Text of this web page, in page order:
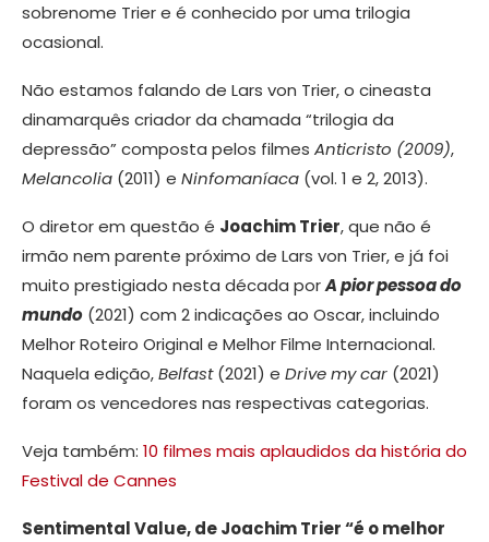
sobrenome Trier e é conhecido por uma trilogia
ocasional.
Não estamos falando de Lars von Trier, o cineasta
dinamarquês criador da chamada “trilogia da
depressão” composta pelos filmes Anticristo (2009),
Melancolia (2011) e Ninfomaníaca (vol. 1 e 2, 2013).
O diretor em questão é Joachim Trier, que não é
irmão nem parente próximo de Lars von Trier, e já foi
muito prestigiado nesta década porA pior pessoa do
mundo (2021) com 2 indicações ao Oscar, incluindo
Melhor Roteiro Original e Melhor Filme Internacional.
Naquela edição,Belfast(2021) e Drive my car (2021)
foram os vencedores nas respectivas categorias.
Veja também: 10 filmes mais aplaudidos da história do
Festival de Cannes
Sentimental Value, de Joachim Trier “é o melhor